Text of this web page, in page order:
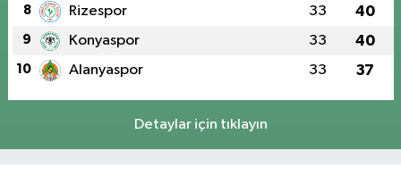
8 Rizespor 33 40
9 Konyaspor 33 40
10 Alanyaspor 33 37
Detaylar için tıklayın